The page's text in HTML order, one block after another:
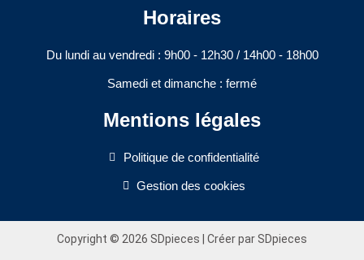
Horaires
Du lundi au vendredi : 9h00 - 12h30 / 14h00 - 18h00​
Samedi et dimanche : fermé
Mentions légales
Politique de confidentialité
Gestion des cookies
Copyright © 2026 SDpieces | Créer par SDpieces